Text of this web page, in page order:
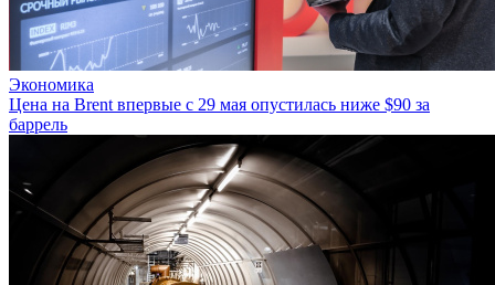
Экономика
Цена на Brent впервые с 29 мая опустилась ниже $90 за
баррель